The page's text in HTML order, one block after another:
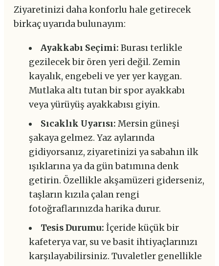
Ziyaretinizi daha konforlu hale getirecek
birkaç uyarıda bulunayım:
Ayakkabı Seçimi: Burası terlikle
gezilecek bir ören yeri değil. Zemin
kayalık, engebeli ve yer yer kaygan.
Mutlaka altı tutan bir spor ayakkabı
veya yürüyüş ayakkabısı giyin.
Sıcaklık Uyarısı: Mersin güneşi
şakaya gelmez. Yaz aylarında
gidiyorsanız, ziyaretinizi ya sabahın ilk
ışıklarına ya da gün batımına denk
getirin. Özellikle akşamüzeri giderseniz,
taşların kızıla çalan rengi
fotoğraflarınızda harika durur.
Tesis Durumu: İçeride küçük bir
kafeterya var, su ve basit ihtiyaçlarınızı
karşılayabilirsiniz. Tuvaletler genellikle